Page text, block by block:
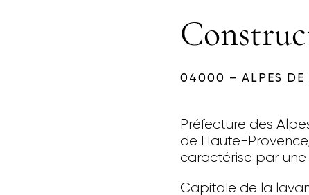
04000 – ALPES DE
Préfecture des
de Haute-
caractérise par une
Capitale de la